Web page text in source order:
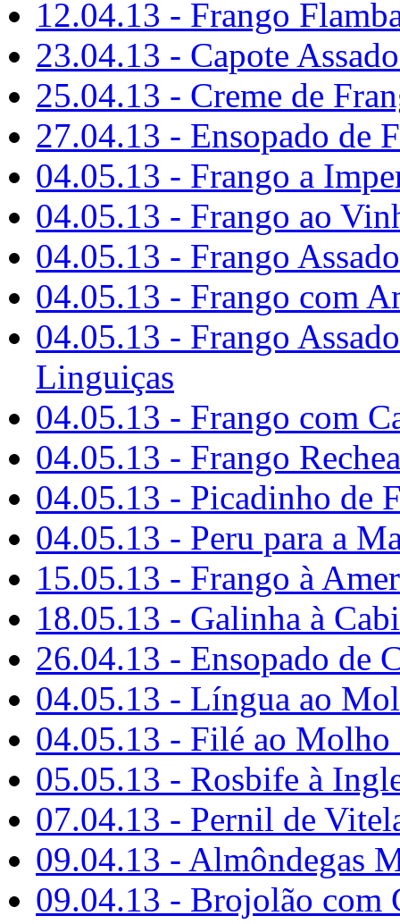
12.04.13 - Frango
23.04.13 - Capote
25.04.13 - Creme de
27.04.13 - Ensopado de
04.05.13 - Frango a
04.05.13 - Frango ao
04.05.13 - Frango
04.05.13 - Frango com
04.05.13 - Frango
Linguiças
04.05.13 - Frango com
04.05.13 - Frango
04.05.13 - Picadinho de
04.05.13 - Peru para a
15.05.13 - Frango à
18.05.13 - Galinha à
26.04.13 - Ensopado de
04.05.13 - Língua ao
04.05.13 - Filé ao Molho
05.05.13 - Rosbife à
07.04.13 - Pernil de
09.04.13 - Almôndegas
09.04.13 - Brojolão com